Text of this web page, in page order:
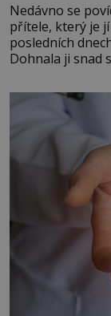
Nedávno se
přítele, který je
posledních
Dohnala ji snad